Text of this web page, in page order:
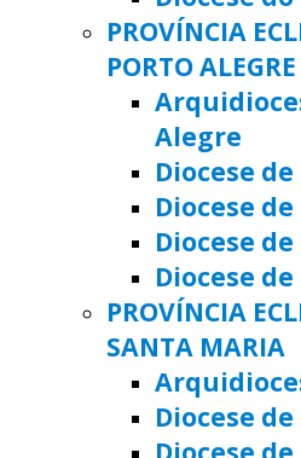
PROVÍNCIA
PORTO ALEGRE
Alegre
Diocese
Diocese
Diocese
Diocese
PROVÍNCIA
SANTA MARIA
Diocese